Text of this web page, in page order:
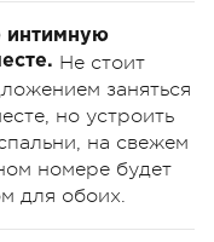
интимную
Не стоит
заняться
но устроить
на свежем
номере будет
для обоих.